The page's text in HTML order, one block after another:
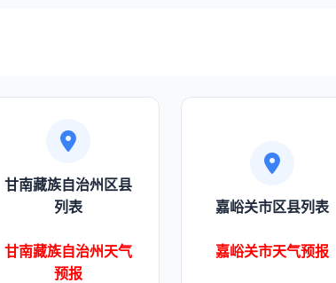
甘南藏族自治州区县
列表
甘南藏族自治州天气
预报
嘉峪关市区县列表
嘉峪关市天气预报